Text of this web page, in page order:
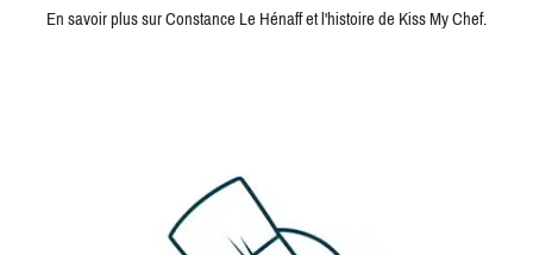
En savoir plus sur Constance Le Hénaff et l'histoire de Kiss My Chef.